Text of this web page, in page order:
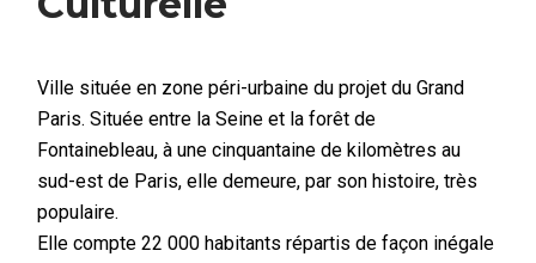
Ville située en zone péri-urbaine du projet du Grand
Paris. Située entre la Seine et la forêt de
Fontainebleau, à une cinquantaine de kilomètres au
sud-est de Paris, elle demeure, par son histoire, très
populaire.
Elle compte 22 000 habitants répartis de façon inégale